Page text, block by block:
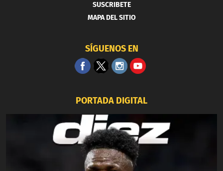
SUSCRIBETE
MAPA DEL SITIO
SÍGUENOS EN
PORTADA DIGITAL